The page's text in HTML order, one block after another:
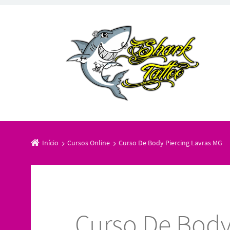
Início Cursos Online Curso De Body Piercing Lavras MG